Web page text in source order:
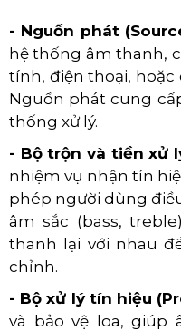
- Nguồn phát
hệ thống âm thanh,
tính, điện thoại, hoặc
Nguồn phát cung
thống xử lý.
- Bộ trộn và tiền xử
nhiệm vụ nhận tín
phép người dùng
âm sắc (bass,
thanh lại với nhau
chỉnh.
- Bộ xử lý tín hiệu
và bảo vệ loa, giúp